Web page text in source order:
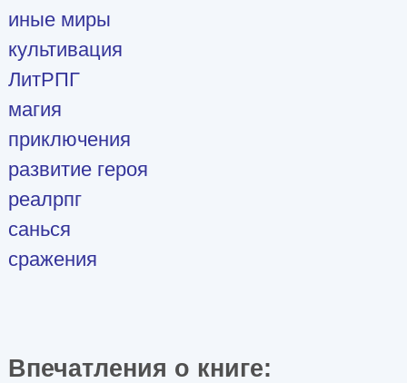
иные миры
культивация
ЛитРПГ
магия
приключения
развитие героя
реалрпг
санься
сражения
Впечатления о книге: